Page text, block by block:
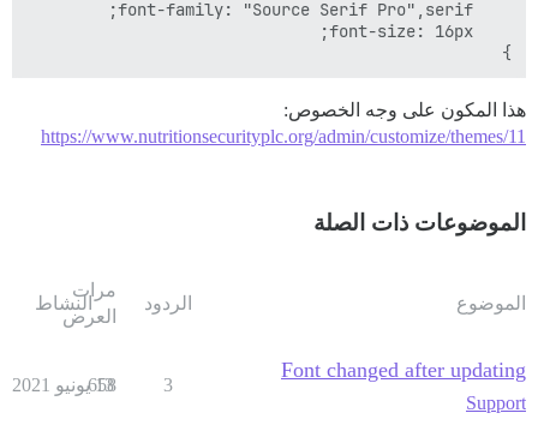
}
هذا المكون على وجه الخصوص:
https://www.nutritionsecurityplc.org/admin/customize/themes/11
الموضوعات ذات الصلة
الموضوع الردود
مرات
العرض
النشاط
Font changed after updating
Support
3
658
13 يونيو 2021